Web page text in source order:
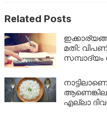
Related Posts
മതി:
സമ്പാദ്യം
എല്ലാ